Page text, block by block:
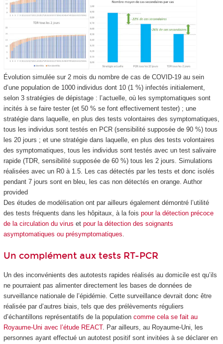
Évolution simulée sur 2 mois du nombre de cas de COVID-19 au sein
d’une population de 1000 individus dont 10 (1 %) infectés initialement,
selon 3 stratégies de dépistage : l’actuelle, où les symptomatiques sont
incités à se faire tester (et 50 % se font effectivement tester) ; une
stratégie dans laquelle, en plus des tests volontaires des symptomatiques,
tous les individus sont testés en PCR (sensibilité supposée de 90 %) tous
les 20 jours ; et une stratégie dans laquelle, en plus des tests volontaires
des symptomatiques, tous les individus sont testés avec un test salivaire
rapide (TDR, sensibilité supposée de 60 %) tous les 2 jours. Simulations
réalisées avec un R0 à 1.5. Les cas détectés par les tests et donc isolés
pendant 7 jours sont en bleu, les cas non détectés en orange. Author
provided
Des études de modélisation ont par ailleurs également démontré l’utilité
des tests fréquents dans les hôpitaux, à la fois pour la détection précoce
de la circulation du virus et pour la détection des soignants
asymptomatiques ou présymptomatiques.
Un complément aux tests RT-PCR
Un des inconvénients des autotests rapides réalisés au domicile est qu’ils
ne pourraient pas alimenter directement les bases de données de
surveillance nationale de l’épidémie. Cette surveillance devrait donc être
réalisée par d’autres biais, tels que des prélèvements réguliers
d’échantillons représentatifs de la population comme cela se fait au
Royaume-Uni avec l’étude REACT. Par ailleurs, au Royaume-Uni, les
personnes ayant effectué un autotest positif sont invitées à se déclarer en